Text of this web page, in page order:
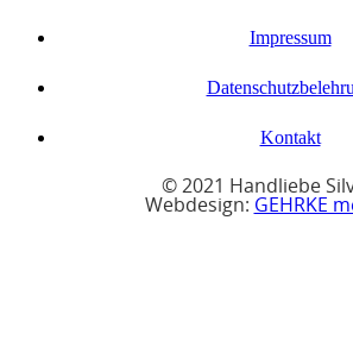
Impressum
Kontakt
© 2021 Handliebe
Webdesign: GEHRKE